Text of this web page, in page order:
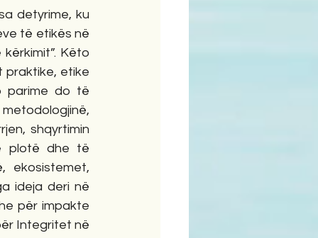
detyrime, ku
të etikës në
Këto
praktike, etike
parime do të
shqyrtimin
plotë dhe të
ekosistemet,
ideja deri në
për impakte
Integritet në